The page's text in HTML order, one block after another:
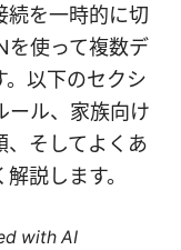
続を一時的に切
を使って複数デ
。以下のセクシ
ール、家族向け
、そしてよくあ
説します。
with AI